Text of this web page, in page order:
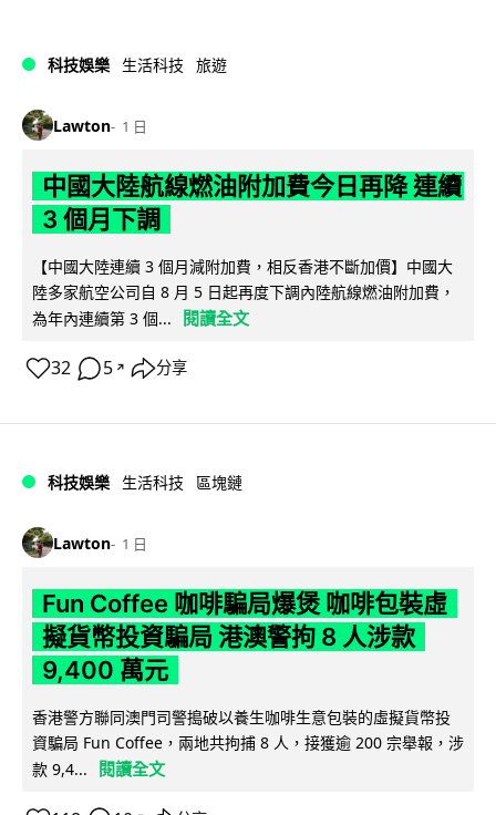
科技娛樂 生活科技 旅遊
Lawton 1 日
中國大陸航線燃油附加費今日再降 連續
3 個月下調
【中國大陸連續 3 個月減附加費，相反香港不斷加價】中國大
陸多家航空公司自 8 月 5 日起再度下調內陸航線燃油附加費，
為年內連續第 3 個...
閱讀全文
32 5 ↗ 分享
科技娛樂 生活科技 區塊鏈
Lawton 1 日
Fun Coffee 咖啡騙局爆煲 咖啡包裝虛
擬貨幣投資騙局 港澳警拘 8 人涉款
9,400 萬元
香港警方聯同澳門司警搗破以養生咖啡生意包裝的虛擬貨幣投
資騙局 Fun Coffee，兩地共拘捕 8 人，接獲逾 200 宗舉報，涉
款 9,4...
閱讀全文